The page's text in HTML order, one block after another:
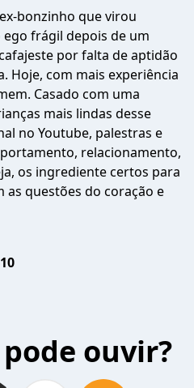
bonzinho que virou
frágil depois de um
por falta de aptidão
Hoje, com mais experiência
Casado com uma
mais lindas desse
no Youtube, palestras e
relacionamento,
os ingrediente certos para
as questões do coração e
ouvir?